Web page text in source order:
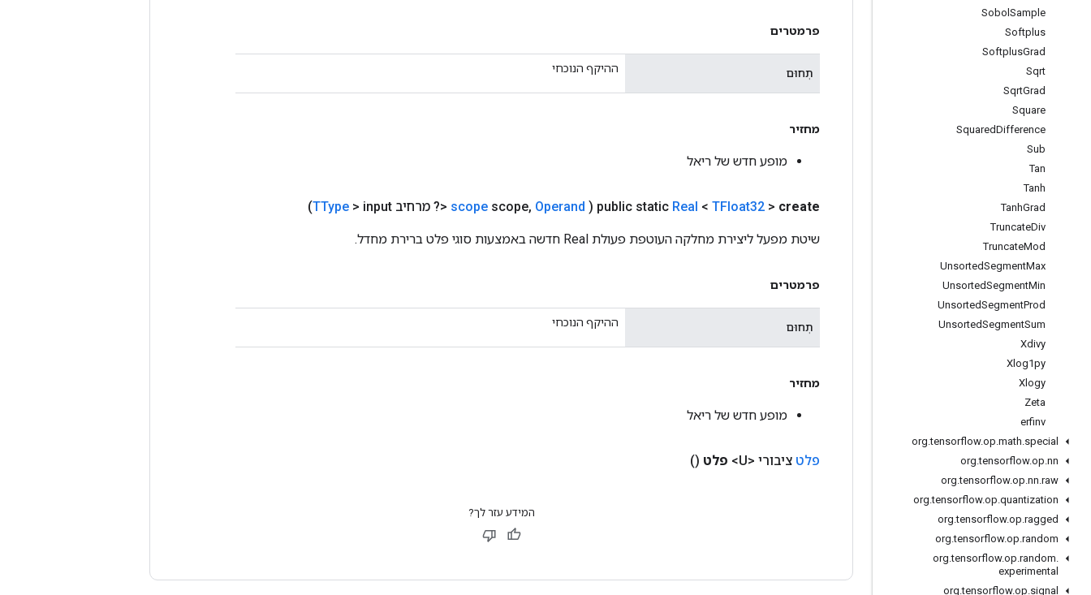
Sobol Sample
Softplus
SoftplusGrad
Sqrt
SqrtGrad
Square
SquaredDifference
Sub
Tan
Tanh
TanhGrad
TruncateDiv
TruncateMod
UnsortedSegmentMax
UnsortedSegmentMin
UnsortedSegmentProd
UnsortedSegmentSum
Xdivy
Xlog1py
Xlogy
Zeta
erfinv
org.tensorflow.op.math.special
org.tensorflow.op.nn
org.tensorflow.op.nn.raw
org.tensorflow.op.quantization
org.tensorflow.op.ragged
org.tensorflow.op.random
org.tensorflow.op.random.
experimental
org.tensorflow.op.signal
פרמטרים
תְחוּם ההיקף הנוכחי
מחזיר
מופע חדש של ריאל
public static Real < TFloat32 > create
(
scope scope, Operand <? מרחיב TType > input)
שיטת מפעל ליצירת מחלקה העוטפת פעולת Real חדשה באמצעות סוגי פלט ברירת מחדל.
פרמטרים
תְחוּם ההיקף הנוכחי
מחזיר
מופע חדש של ריאל
פלט ציבורי <U> פלט ()
המידע עזר לך?